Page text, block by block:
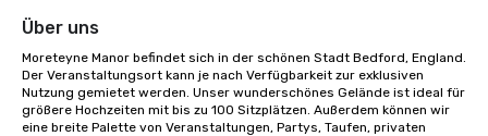
Über uns
Moreteyne Manor befindet sich in der schönen Stadt Bedford, England.
Der Veranstaltungsort kann je nach Verfügbarkeit zur exklusiven
Nutzung gemietet werden. Unser wunderschönes Gelände ist ideal für
größere Hochzeiten mit bis zu 100 Sitzplätzen. Außerdem können wir
eine breite Palette von Veranstaltungen, Partys, Taufen, privaten